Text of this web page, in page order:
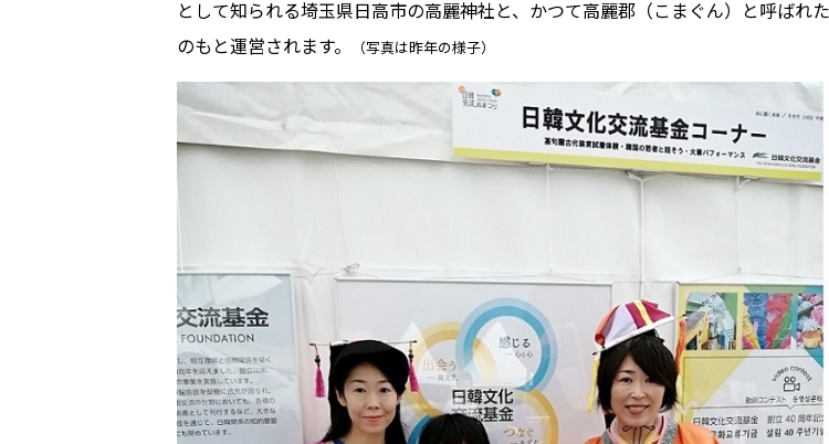
として知られる埼玉県日高市の高麗神社と、かつて高麗郡（こまぐん）と呼ば
のもと運営されます。
（写真は昨年の様子）